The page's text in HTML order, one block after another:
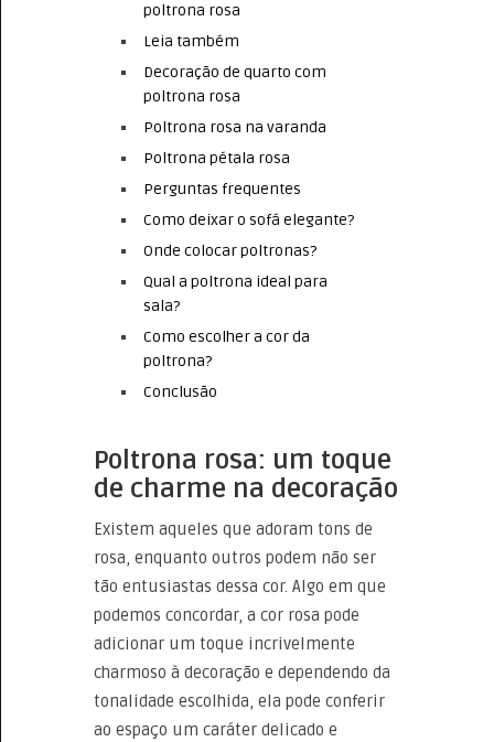
poltrona rosa
Leia também
Decoração de quarto com
poltrona rosa
Poltrona rosa na varanda
Poltrona pétala rosa
Perguntas frequentes
Como deixar o sofá elegante?
Onde colocar poltronas?
Qual a poltrona ideal para
sala?
Como escolher a cor da
poltrona?
Conclusão
Poltrona rosa: um toque
de charme na decoração
Existem aqueles que adoram tons de
rosa, enquanto outros podem não ser
tão entusiastas dessa cor. Algo em que
podemos concordar, a cor rosa pode
adicionar um toque incrivelmente
charmoso à decoração e dependendo da
tonalidade escolhida, ela pode conferir
ao espaço um caráter delicado e